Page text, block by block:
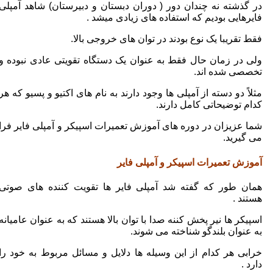
در گذشته نه چندان دور ( دوران دبستان و دبیرستان) شاهد آمپلی
فایرهایی بودیم که استفاده های زیادی میشد .
فقط تقریبا یک نوع بودند در توان های خروجی بالا.
ولی در زمان حال فقط به عنوان یک دستگاه تقویتی عادی نبوده و
تخصصی شده اند.
مثلاً دو دسته از آمپلی ها وجود دارند به نام های اکتیو و پسیو که هر
کدام توضیحاتی کامل دارند.
شما عزیزان در دوره های آموزش تعمیرات اسپیکر و آمپلی فایر فرا
می گیرید.
آموزش تعمیرات اسپیکر و آمپلی فایر
همان طور که گفته شد آمپلی فایر ها تقویت کننده های صوتی
هستند .
اسپیکر ها نیر پخش کننه صدا با توان بالا هستند که به عنوان عامیانه
به عنوان بلندگو شناخته می شوند.
خرابی هر کدام از این وسیله ها دلایل و مسائل مربوط به خود را
دارد .